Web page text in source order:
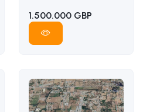
1.500.000 GBP